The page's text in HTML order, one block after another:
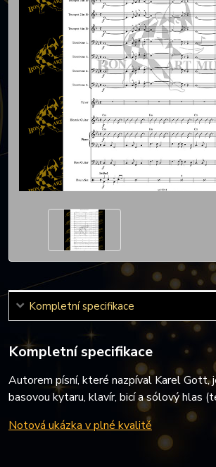
Kompletní specifikace
Kompletní specifikace
Autorem písní, které nazpíval Karel Gott,
basovou kytaru, klavír, bicí a sólový hlas
Notová ukázka v plné kvalitě